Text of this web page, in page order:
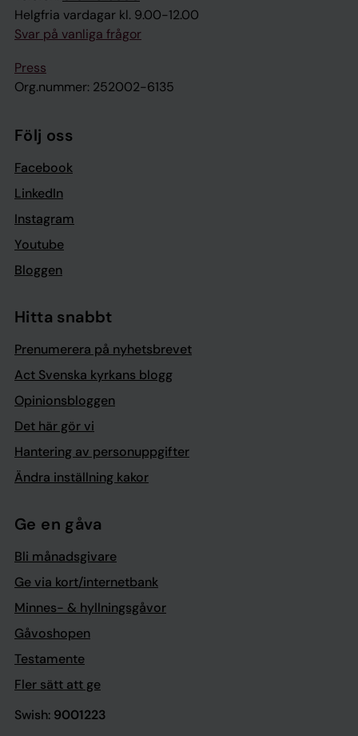
Helgfria vardagar kl. 9.00-12.00
Svar på vanliga frågor
Press
Org.nummer: 252002-6135
Följ oss
Facebook
LinkedIn
Instagram
Youtube
Bloggen
Hitta snabbt
Prenumerera på nyhetsbrevet
Act Svenska kyrkans blogg
Opinionsbloggen
Det här gör vi
Hantering av personuppgifter
Ändra inställning kakor
Ge en gåva
Bli månadsgivare
Ge via kort/internetbank
Minnes- & hyllningsgåvor
Gåvoshopen
Testamente
Fler sätt att ge
Swish: 9001223